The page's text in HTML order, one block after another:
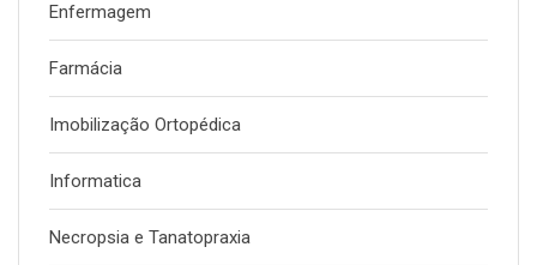
Enfermagem
Farmácia
Imobilização Ortopédica
Informatica
Necropsia e Tanatopraxia